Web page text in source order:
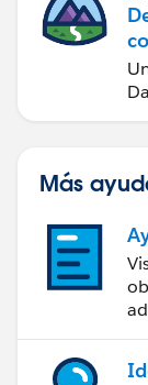
Más